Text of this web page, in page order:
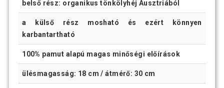
belső rész: organikus tönkölyhéj Ausztriából
a külső rész mosható és ezért könnyen
karbantartható
100% pamut alapú magas minőségi előírások
ülésmagasság: 18 cm / átmérő: 30 cm